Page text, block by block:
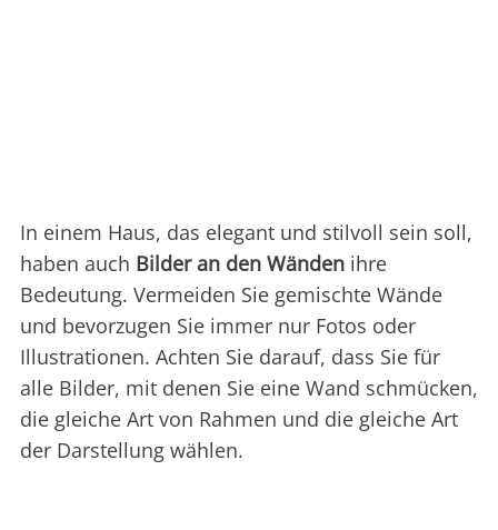
In einem Haus, das elegant und stilvoll sein soll,
haben auch Bilder an den Wänden ihre
Bedeutung. Vermeiden Sie gemischte Wände
und bevorzugen Sie immer nur Fotos oder
Illustrationen. Achten Sie darauf, dass Sie für
alle Bilder, mit denen Sie eine Wand schmücken,
die gleiche Art von Rahmen und die gleiche Art
der Darstellung wählen.